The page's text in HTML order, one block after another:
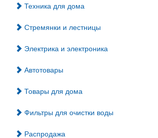
Техника для дома
Стремянки и лестницы
Электрика и электроника
Автотовары
Товары для дома
Фильтры для очистки воды
Распродажа